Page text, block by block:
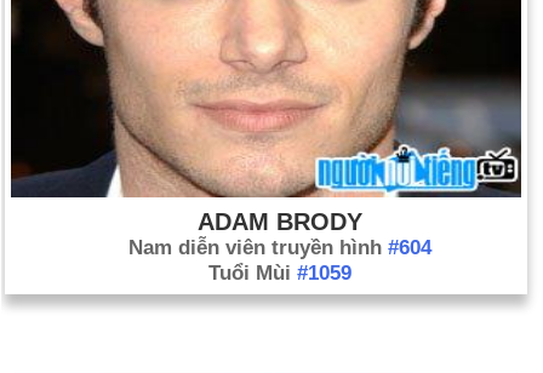
ADAM BRODY
Nam diễn viên truyền hình #604
Tuổi Mùi #1059